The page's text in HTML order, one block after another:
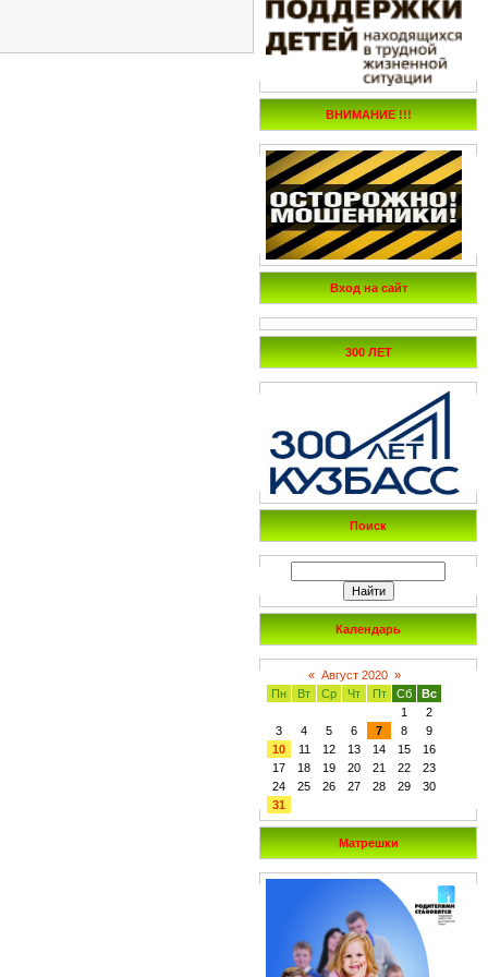
ВНИМАНИЕ !!!
Вход на сайт
300 ЛЕТ
Поиск
Календарь
« Август 2020 »
Пн
Вт Ср Чт Пт Сб
Вс
1
2
3
4 5 6 7 8
9
10
11 12 13 14 15
16
17
18 19 20 21 22
23
24
25 26 27 28 29
30
31
Матрешки